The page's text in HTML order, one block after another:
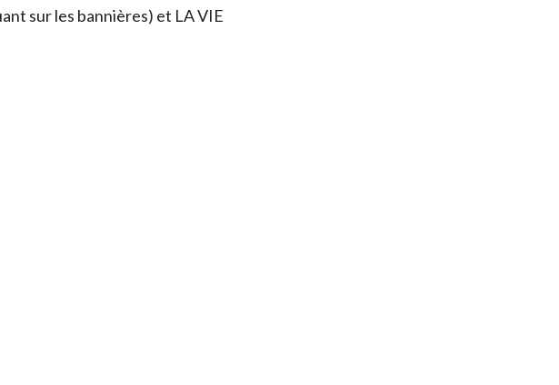
sur les bannières) et LA VIE